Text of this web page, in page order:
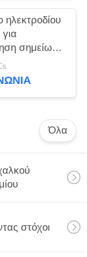
ηλεκτροδίου
σημείων
Όλα
στόχοι